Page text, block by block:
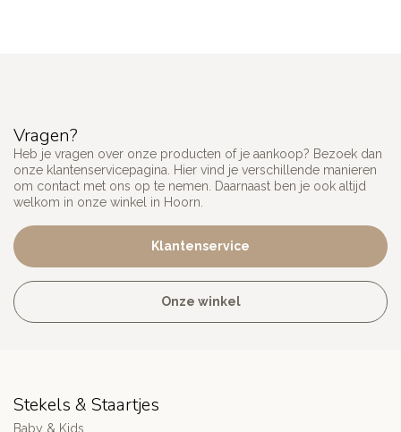
Vragen?
Heb je vragen over onze producten of je aankoop? Bezoek dan
onze klantenservicepagina. Hier vind je verschillende manieren
om contact met ons op te nemen. Daarnaast ben je ook altijd
welkom in onze winkel in Hoorn.
Klantenservice
Onze winkel
Stekels & Staartjes
Baby & Kids